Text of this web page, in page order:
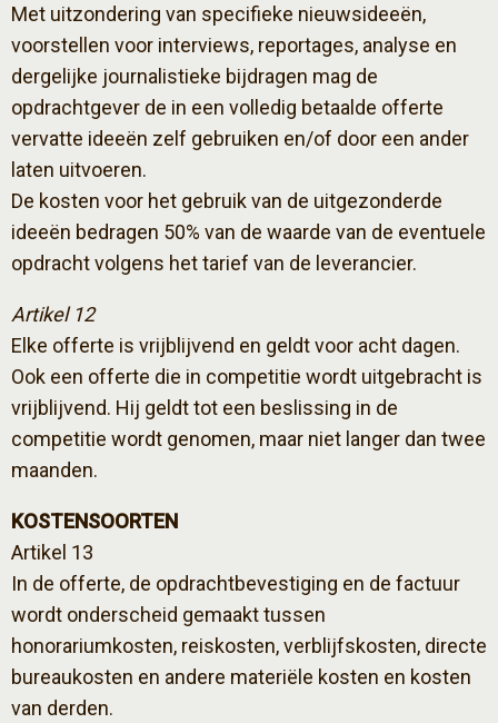
Met uitzondering van specifieke nieuwsideeën,
voorstellen voor interviews, reportages, analyse en
dergelijke journalistieke bijdragen mag de
opdrachtgever de in een volledig betaalde offerte
vervatte ideeën zelf gebruiken en/of door een ander
laten uitvoeren.
De kosten voor het gebruik van de uitgezonderde
ideeën bedragen 50% van de waarde van de eventuele
opdracht volgens het tarief van de leverancier.
Artikel 12
Elke offerte is vrijblijvend en geldt voor acht dagen.
Ook een offerte die in competitie wordt uitgebracht is
vrijblijvend. Hij geldt tot een beslissing in de
competitie wordt genomen, maar niet langer dan twee
maanden.
KOSTENSOORTEN
Artikel 13
In de offerte, de opdrachtbevestiging en de factuur
wordt onderscheid gemaakt tussen
honorariumkosten, reiskosten, verblijfskosten, directe
bureaukosten en andere materiële kosten en kosten
van derden.